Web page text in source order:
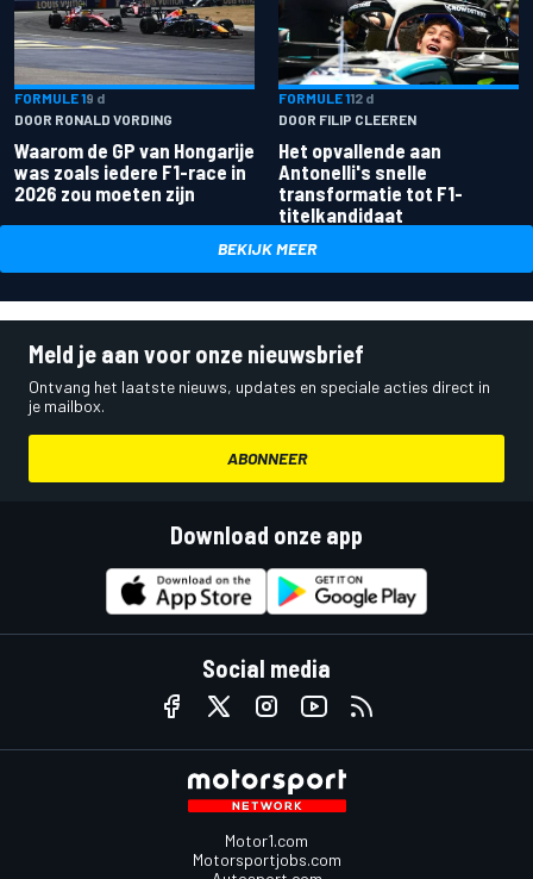
FORMULE 19 d
DOOR RONALD VORDING
Waarom de GP van Hongarije
was zoals iedere F1-race in
2026 zou moeten zijn
FORMULE 112 d
DOOR FILIP CLEEREN
Het opvallende aan
Antonelli's snelle
transformatie tot F1-
titelkandidaat
BEKIJK MEER
Meld je aan voor onze nieuwsbrief
Ontvang het laatste nieuws, updates en speciale acties direct in
je mailbox.
ABONNEER
Download onze app
Social media
Motor1.com
Motorsportjobs.com